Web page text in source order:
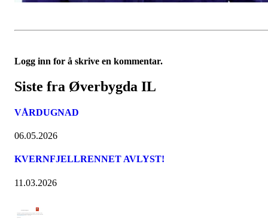
Logg inn for å skrive en kommentar.
Siste fra Øverbygda IL
VÅRDUGNAD
06.05.2026
KVERNFJELLRENNET AVLYST!
11.03.2026